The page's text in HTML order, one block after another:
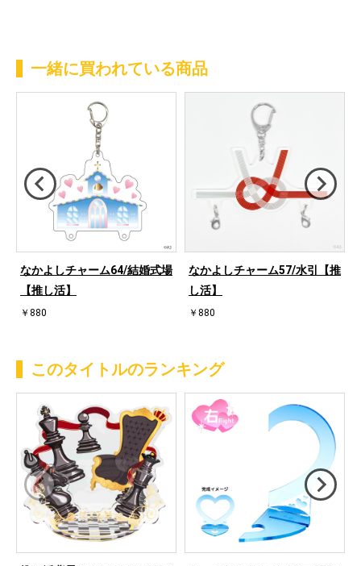
一緒に買われている商品
なかよしチャーム64/結婚式場
【推し活】
￥880
なかよしチャーム57/水引【推
し活】
￥880
このタイトルのランキング